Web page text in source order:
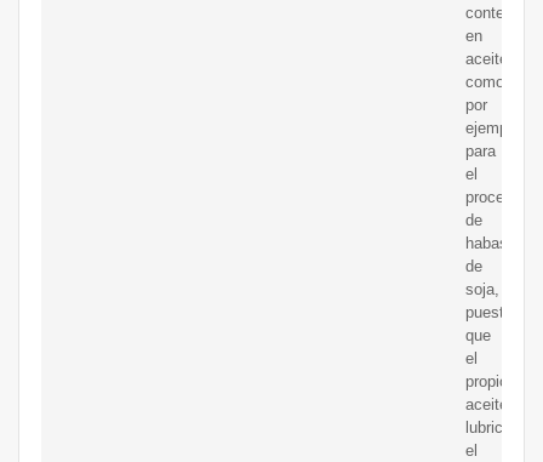
contenido
en
aceite,
como
por
ejemplo
para
el
procesado
de
habas
de
soja,
puesto
que
el
propio
aceite
lubrica
el